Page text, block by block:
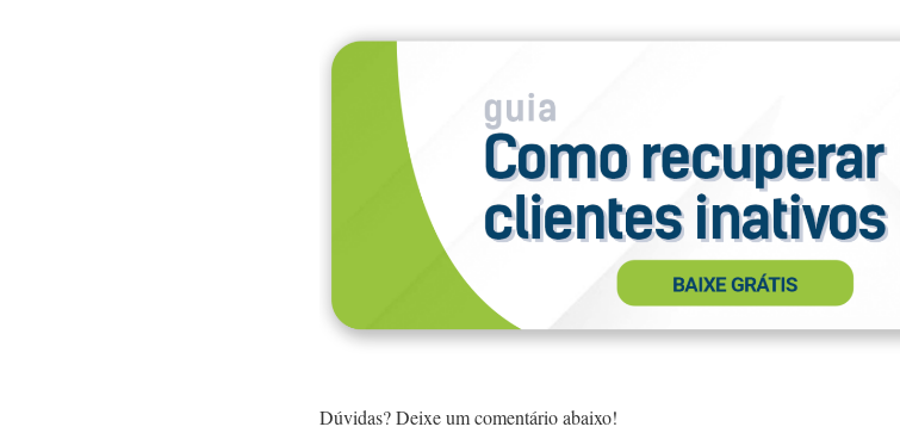
Dúvidas? Deixe um comentário abaixo!